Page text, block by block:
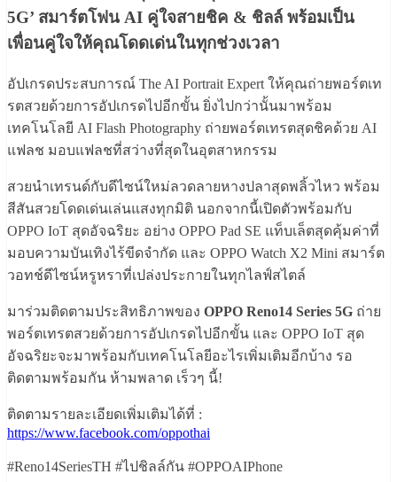
5G’ สมาร์ตโฟน AI คู่ใจสายชิค & ชิลล์ พร้อมเป็น
เพื่อนคู่ใจให้คุณโดดเด่นในทุกช่วงเวลา
อัปเกรดประสบการณ์ The AI Portrait Expert ให้คุณถ่ายพอร์ตเท
รตสวยด้วยการอัปเกรดไปอีกขั้น ยิ่งไปกว่านั้นมาพร้อม
เทคโนโลยี AI Flash Photography ถ่ายพอร์ตเทรตสุดชิคด้วย AI
แฟลช มอบแฟลชที่สว่างที่สุดในอุตสาหกรรม
สวยนำเทรนด์กับดีไซน์ใหม่ลวดลายหางปลาสุดพลิ้วไหว พร้อม
สีสันสวยโดดเด่นเล่นแสงทุกมิติ นอกจากนี้เปิดตัวพร้อมกับ
OPPO IoT สุดอัจฉริยะ อย่าง OPPO Pad SE แท็บเล็ตสุดคุ้มค่าที่
มอบความบันเทิงไร้ขีดจำกัด และ OPPO Watch X2 Mini สมาร์ต
วอทช์ดีไซน์หรูหราที่เปล่งประกายในทุกไลฟ์สไตล์
มาร่วมติดตามประสิทธิภาพของ OPPO Reno14 Series 5G ถ่าย
พอร์ตเทรตสวยด้วยการอัปเกรดไปอีกขั้น และ OPPO IoT สุด
อัจฉริยะจะมาพร้อมกับเทคโนโลยีอะไรเพิ่มเติมอีกบ้าง รอ
ติดตามพร้อมกัน ห้ามพลาด เร็วๆ นี้!
ติดตามรายละเอียดเพิ่มเติมได้ที่ :
https://www.facebook.com/oppothai
#Reno14SeriesTH #ไปชิลล์กัน #OPPOAIPhone